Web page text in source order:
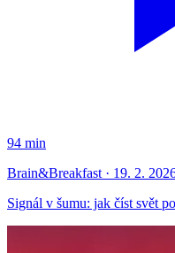
94 min
Brain&Breakfast · 19. 2.
Signál v šumu: jak číst svět